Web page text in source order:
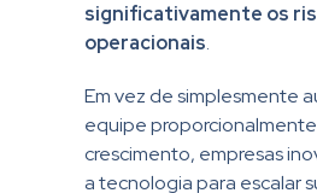
significativamente os
operacionais.
Em vez de simplesmente
equipe
crescimento, empresas
a tecnologia para escalar